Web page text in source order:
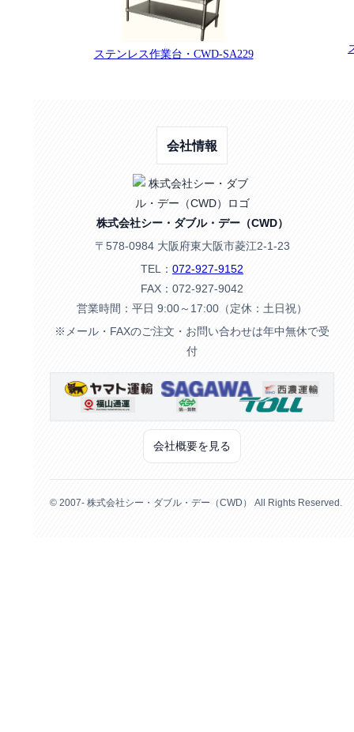
ステンレス作業台・CWD-SA229
会社情報
株式会社シー・ダブル・デー（CWD）
〒578-0984 大阪府東大阪市菱江2-1-23
TEL： 072-927-9152
FAX：072-927-9042
営業時間：平日 9:00～17:00（定休：土日祝）
※メール・FAXのご注文・お問い合わせは年中無休で受
付
会社概要を見る
© 2007- 株式会社シー・ダブル・デー（CWD） All Rights Reserved.